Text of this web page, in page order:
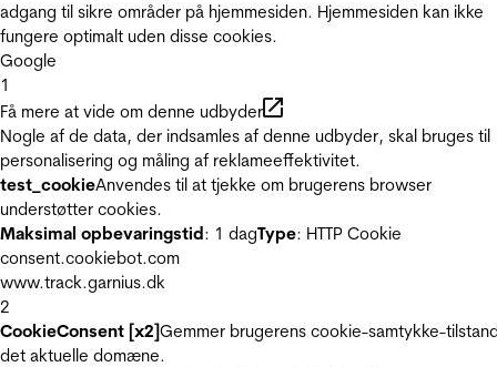
adgang til sikre områder på hjemmesiden. Hjemmesiden kan ikke
fungere optimalt uden disse cookies.
Google
1
Få mere at vide om denne udbyder
Nogle af de data, der indsamles af denne udbyder, skal bruges til
personalisering og måling af reklameeffektivitet.
test_cookieAnvendes til at tjekke om brugerens browser
understøtter cookies.
Maksimal opbevaringstid: 1 dagType: HTTP Cookie
consent.cookiebot.com
www.track.garnius.dk
2
CookieConsent [x2]Gemmer brugerens cookie-samtykke-
det aktuelle domæne.